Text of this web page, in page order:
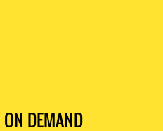
DEMAND